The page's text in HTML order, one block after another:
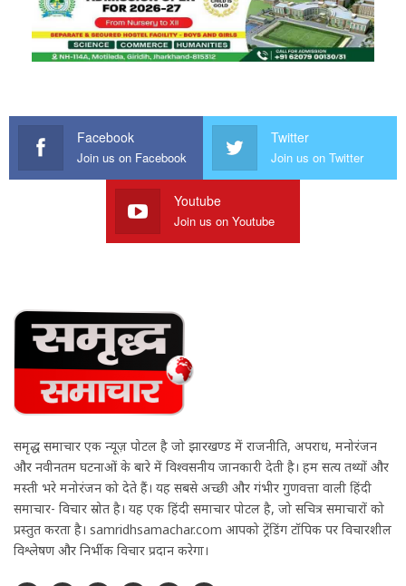
Facebook
Join us on Facebook
Twitter
Join us on Twitter
Youtube
Join us on Youtube
समृद्ध समाचार एक न्यूज़ पोर्टल है जो झारखण्ड में राजनीति, अपराध, मनोरंजन
और नवीनतम घटनाओं के बारे में विश्वसनीय जानकारी देती है। हम सत्य तथ्यों और
मस्ती भरे मनोरंजन को देते हैं। यह सबसे अच्छी और गंभीर गुणवत्ता वाली हिंदी
समाचार- विचार स्रोत है। यह एक हिंदी समाचार पोर्टल है, जो सचित्र समाचारों को
प्रस्तुत करता है। samridhsamachar.com आपको ट्रेंडिंग टॉपिक पर विचारशील
विश्लेषण और निर्भीक विचार प्रदान करेगा।